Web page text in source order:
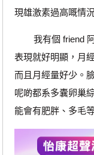
現雄激素過高嘅情
我有個 friend 阿
表現就好明顯，月
而且月經量好少。
呢啲都系多囊卵巢
能會有肥胖、多毛